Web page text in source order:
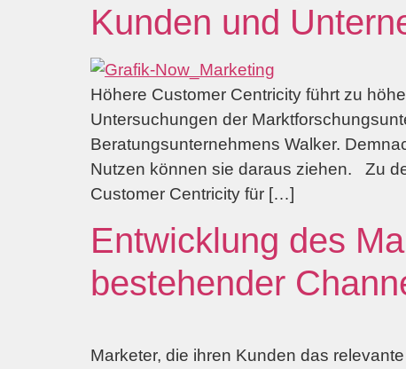
Kunden und
Höhere Customer Centricity führt zu
Untersuchungen der
Beratungsunternehmens Walker.
Nutzen können sie daraus ziehen. Zu
Customer Centricity für […]
Entwicklung des
bestehender
Marketer, die ihren Kunden das